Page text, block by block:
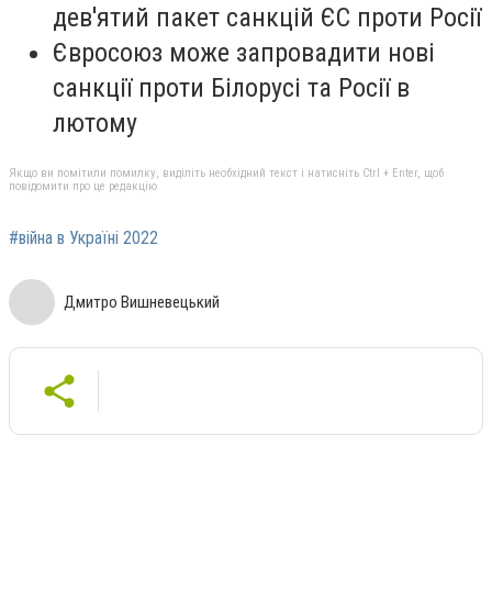
дев'ятий пакет санкцій ЄС проти Росії
Євросоюз може запровадити нові
санкції проти Білорусі та Росії в
лютому
Якщо ви помітили помилку, виділіть необхідний текст і натисніть Ctrl + Enter, щоб
повідомити про це редакцію
#війна в Україні 2022
Дмитро Вишневецький